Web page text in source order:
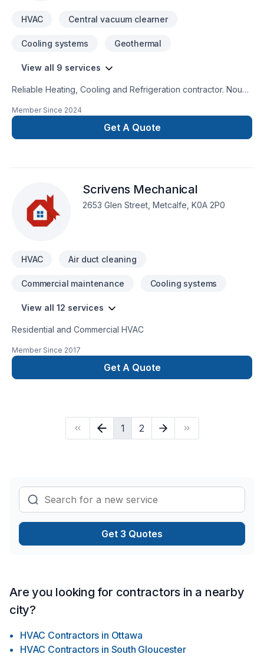
HVAC Central vacuum clearner
Cooling systems Geothermal
View all 9 services
Reliable Heating, Cooling and Refrigeration contractor. Nous
Member Since 2024
Get A Quote
Scrivens Mechanical
2653 Glen Street, Metcalfe, K0A 2P0
HVAC Air duct cleaning
Commercial maintenance Cooling systems
View all 12 services
Residential and Commercial HVAC
Member Since 2017
Get A Quote
1 2
Get 3 Quotes
Are you looking for contractors in a nearby
city?
HVAC Contractors in Ottawa
HVAC Contractors in South Gloucester